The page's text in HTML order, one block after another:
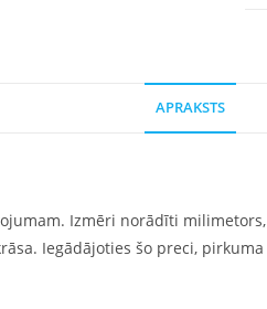
APRAKSTS
Izmēri norādīti
Iegādājoties šo preci,